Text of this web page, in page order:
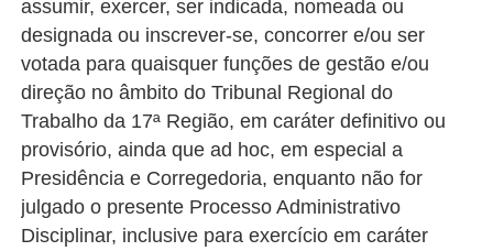
assumir, exercer, ser indicada, nomeada ou
designada ou inscrever-se, concorrer e/ou ser
votada para quaisquer funções de gestão e/ou
direção no âmbito do Tribunal Regional do
Trabalho da 17ª Região, em caráter definitivo ou
provisório, ainda que ad hoc, em especial a
Presidência e Corregedoria, enquanto não for
julgado o presente Processo Administrativo
Disciplinar, inclusive para exercício em caráter